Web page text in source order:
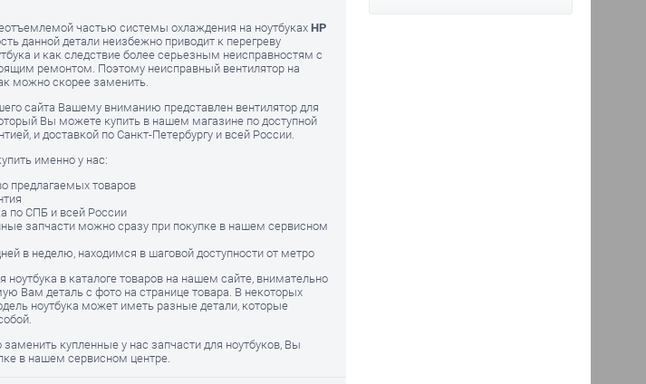
частью системы охлаждения на ноутбуках HP
данной детали неизбежно приводит к перегреву
и как следствие более серьезным неисправностям с
ремонтом. Поэтому неисправный вентилятор на
можно скорее заменить.
сайта Вашему вниманию представлен вентилятор для
Вы можете купить в нашем магазине по доступной
и доставкой по Санкт-Петербургу и всей России.
именно у нас:
предлагаемых товаров
по СПБ и всей России
запчасти можно сразу при покупке в нашем сервисном
в неделю, находимся в шаговой доступности от метро
ноутбука в каталоге товаров на нашем сайте, внимательно
Вам деталь с фото на странице товара. В некоторых
ноутбука может иметь разные детали, которые
купленные у нас запчасти для ноутбуков, Вы
в нашем сервисном центре.